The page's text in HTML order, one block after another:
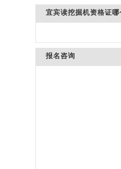
宜宾读挖掘机资格证
报名咨询